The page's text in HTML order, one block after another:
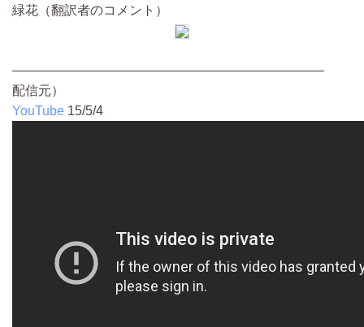
緑花（翻訳者のコメント）
————————————————————————
配信元）
YouTube 15/5/4